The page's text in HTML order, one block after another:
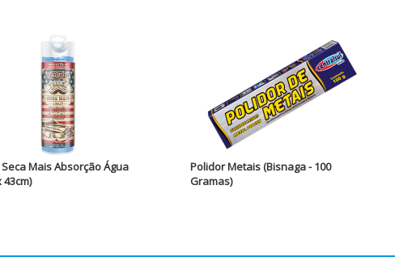
Mais Absorção Água
43cm)
Polidor Metais (Bisnaga - 100
Gramas)